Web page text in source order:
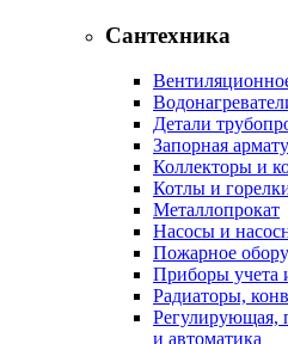
Сантехника
Детали
Запорная
Коллекторы и
Котлы и
Металлопрокат
Насосы и
Пожарное
Приборы
Радиаторы,
Регулирующая,
и автоматика